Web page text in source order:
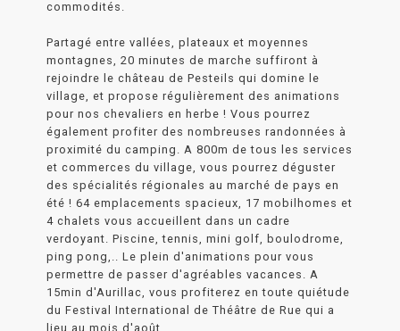
commodités.
Partagé entre vallées, plateaux et moyennes
montagnes, 20 minutes de marche suffiront à
rejoindre le château de Pesteils qui domine le
village, et propose régulièrement des animations
pour nos chevaliers en herbe ! Vous pourrez
également profiter des nombreuses randonnées à
proximité du camping. A 800m de tous les services
et commerces du village, vous pourrez déguster
des spécialités régionales au marché de pays en
été ! 64 emplacements spacieux, 17 mobilhomes et
4 chalets vous accueillent dans un cadre
verdoyant. Piscine, tennis, mini golf, boulodrome,
ping pong,.. Le plein d'animations pour vous
permettre de passer d'agréables vacances. A
15min d'Aurillac, vous profiterez en toute quiétude
du Festival International de Théâtre de Rue qui a
lieu au mois d'août.